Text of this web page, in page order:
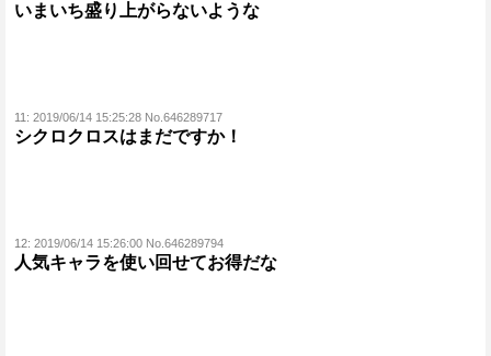
いまいち盛り上がらないような
11: 2019/06/14 15:25:28 No.646289717
シクロクロスはまだですか！
12: 2019/06/14 15:26:00 No.646289794
人気キャラを使い回せてお得だな